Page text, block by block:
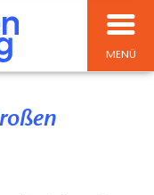
MENÜ